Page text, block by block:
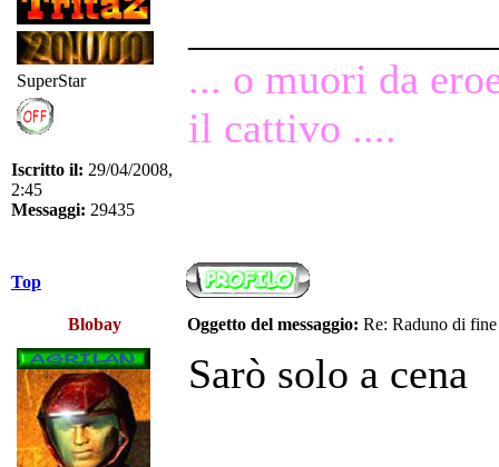
SuperStar
Iscritto il: 29/04/2008,
2:45
Messaggi: 29435
... o muori da
il cattivo ....
Top
Blobay Oggetto del messaggio: Re: Raduno di
Sarò solo a cena